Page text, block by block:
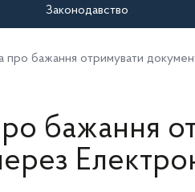
Законодавство
про бажання отримувати
бажання